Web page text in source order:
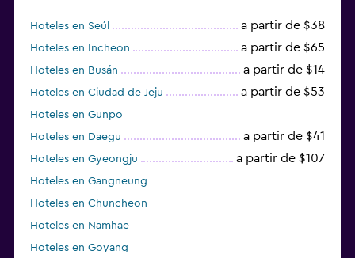
Hoteles en Seúl a partir de $38
Hoteles en Incheon a partir de $65
Hoteles en Busán a partir de $14
Hoteles en Ciudad de Jeju a partir de $53
Hoteles en Gunpo
Hoteles en Daegu
a partir de $41
Hoteles en Gyeongju a partir de $107
Hoteles en Gangneung
Hoteles en Chuncheon
Hoteles en Namhae
Hoteles en Goyang